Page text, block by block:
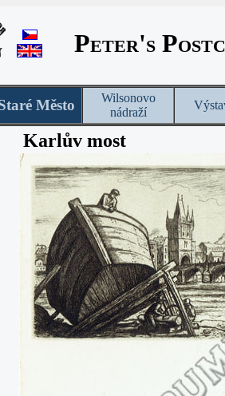
Peter's
Město
Wilsonovo
nádraží
Karlův most